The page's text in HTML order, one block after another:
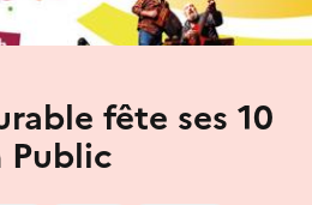
fête ses 10
Public